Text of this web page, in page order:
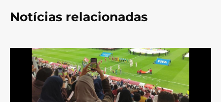
Notícias relacionadas